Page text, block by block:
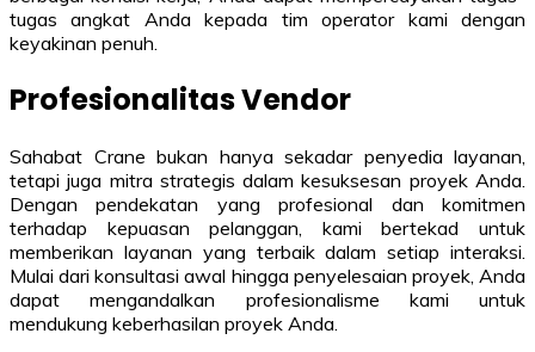
tugas angkat Anda kepada tim operator kami dengan
keyakinan penuh.
Profesionalitas Vendor
Sahabat Crane bukan hanya sekadar penyedia layanan,
tetapi juga mitra strategis dalam kesuksesan proyek Anda.
Dengan pendekatan yang profesional dan komitmen
terhadap kepuasan pelanggan, kami bertekad untuk
memberikan layanan yang terbaik dalam setiap interaksi.
Mulai dari konsultasi awal hingga penyelesaian proyek, Anda
dapat mengandalkan profesionalisme kami untuk
mendukung keberhasilan proyek Anda.